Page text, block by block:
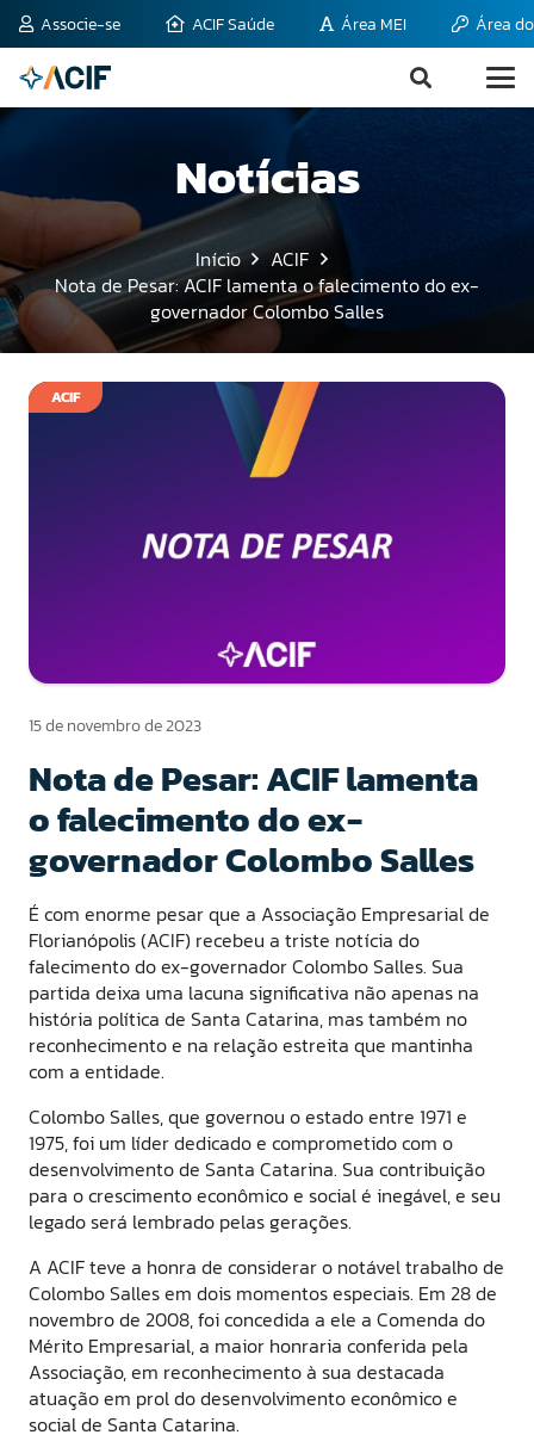
Associe-se ACIF Saúde Área MEI Área
Notícias
Início
ACIF
Nota de Pesar: ACIF lamenta o falecimento do ex-
governador Colombo Salles
ACIF
15 de novembro de 2023
Nota de Pesar: ACIF lamenta
o falecimento do ex-
governador Colombo Salles
É com enorme pesar que a Associação Empresarial de
Florianópolis (ACIF) recebeu a triste notícia do
falecimento do ex-governador Colombo Salles. Sua
partida deixa uma lacuna significativa não apenas na
história política de Santa Catarina, mas também no
reconhecimento e na relação estreita que mantinha
com a entidade.
Colombo Salles, que governou o estado entre 1971 e
1975, foi um líder dedicado e comprometido com o
desenvolvimento de Santa Catarina. Sua contribuição
para o crescimento econômico e social é inegável, e seu
legado será lembrado pelas gerações.
A ACIF teve a honra de considerar o notável trabalho de
Colombo Salles em dois momentos especiais. Em 28 de
novembro de 2008, foi concedida a ele a Comenda do
Mérito Empresarial, a maior honraria conferida pela
Associação, em reconhecimento à sua destacada
atuação em prol do desenvolvimento econômico e
social de Santa Catarina.